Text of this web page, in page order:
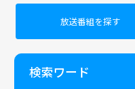
放送番組を探す
検索ワード